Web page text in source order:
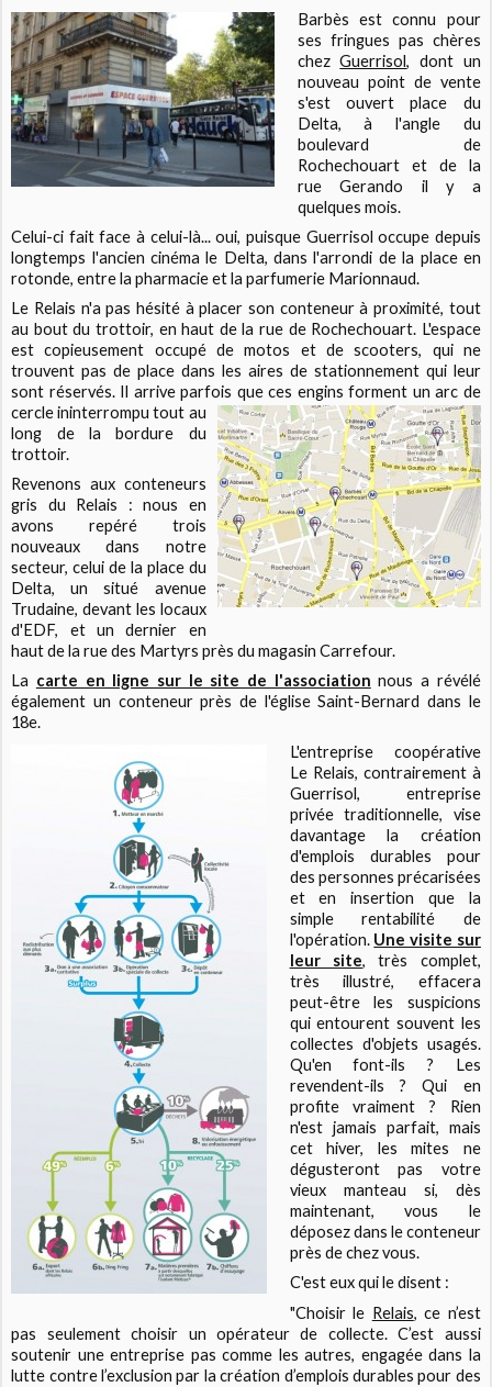
Barbès est connu pour
ses fringues pas chères
chezGuerrisol, dont un
nouveau point de vente
s'est ouvert place du
Delta, à l'angle du
boulevard de
Rochechouart et de la
rue Gerando il y a
quelques mois.
Celui-ci fait face à celui-là... oui, puisque Guerrisol occupe depuis
longtemps l'ancien cinéma le Delta, dans l'arrondi de la place en
rotonde, entre la pharmacie et la parfumerie Marionnaud.
Le Relais n'a pas hésité à placer son conteneur à proximité, tout
au bout du trottoir, en haut de la rue de Rochechouart. L'espace
est copieusement occupé de motos et de scooters, qui ne
trouvent pas de place dans les aires de stationnement qui leur
sont réservés. Il arrive parfois que ces enginsforment un arc de
cercle ininterrompu tout au
long de la bordure du
trottoir.
Revenons aux conteneurs
gris du Relais : nous en
avons repéré trois
nouveaux dans notre
secteur, celui de la place du
Delta, un situé avenue
Trudaine, devant les locaux
d'EDF, et un dernier en
haut de la rue des Martyrs près du magasin Carrefour.
La carte en ligne sur le site de l'association nous a révélé
également un conteneur près de l'église Saint-Bernard dans le
18e.
L'entreprise coopérative
Le Relais, contrairement à
Guerrisol, entreprise
privée traditionnelle, vise
davantage la création
d'emplois durables pour
des personnes précarisées
et en insertion que la
simple rentabilité de
l'opération. Une visite sur
leur site, très complet,
très illustré, effacera
peut-être les suspicions
qui entourent souvent les
collectes d'objets usagés.
Qu'en font-ils ? Les
revendent-ils ? Qui en
profite vraiment ? Rien
n'est jamais parfait, mais
cet hiver, les mites ne
dégusteront pas votre
vieux manteau si, dès
maintenant, vous le
déposez dans le conteneur
près de chez vous.
C'est eux qui le disent :
"Choisir le Relais, ce n’est
pas seulement choisir un opérateur de collecte. C’est aussi
soutenir une entreprise pas comme les autres, engagée dans la
lutte contre l’exclusion par la création d’emplois durables pour des